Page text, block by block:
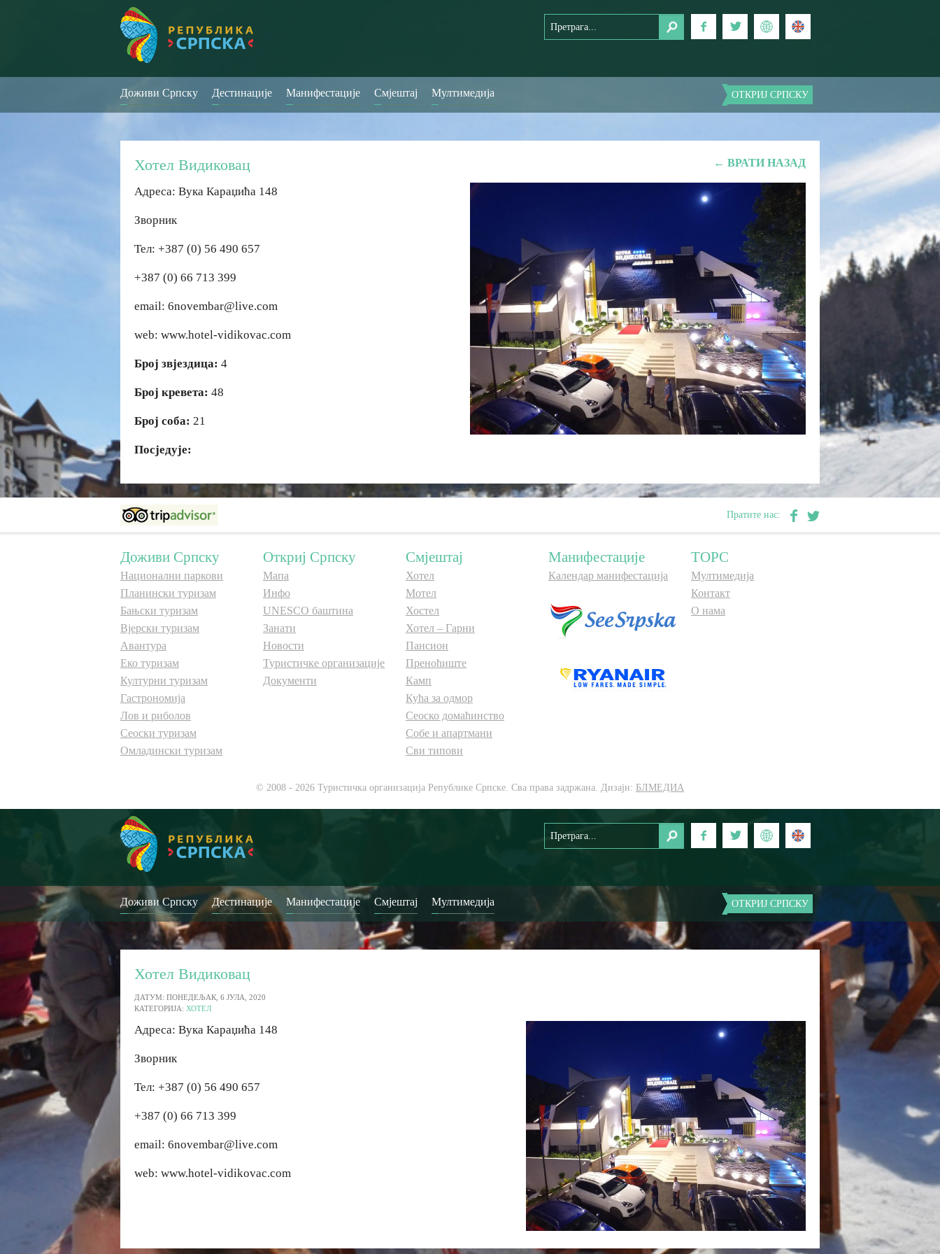
Доживи Српску Дестинације Манифестације Смјештај Мултимедија ОТКРИЈ СРПСКУ
← ВРАТИ НАЗАД
Хотел Видиковац
Адреса: Вука Караџића 148
Зворник
Тел: +387 (0) 56 490 657
+387 (0) 66 713 399
email: 6novembar@live.com
web: www.hotel-vidikovac.com
Број звјездица: 4
Број кревета: 48
Број соба: 21
Посједује:
Пратите нас:
Доживи Српску
Национални паркови
Планински туризам
Бањски туризам
Вјерски туризам
Авантура
Еко туризам
Културни туризам
Гастрономија
Лов и риболов
Сеоски туризам
Омладински туризам
Откриј Српску
Мапа
Инфо
UNESCO баштина
Занати
Новости
Туристичке организације
Документи
Смјештај
Хотел
Мотел
Хостел
Хотел – Гарни
Пансион
Преноћиште
Камп
Кућа за одмор
Сеоско домаћинство
Собе и апартмани
Сви типови
Манифестације
Календар манифестација
ТОРС
Мултимедија
Контакт
О нама
© 2008 - 2026 Туристичка организација Републике Српске. Сва права задржана. Дизајн: БЛМЕДИА
Доживи Српску Дестинације Манифестације Смјештај Мултимедија ОТКРИЈ СРПСКУ
Хотел Видиковац
ДАТУМ: ПОНЕДЕЉАК, 6 ЈУЛА, 2020
КАТЕГОРИЈА: ХОТЕЛ
Адреса: Вука Караџића 148
Зворник
Тел: +387 (0) 56 490 657
+387 (0) 66 713 399
email: 6novembar@live.com
web: www.hotel-vidikovac.com